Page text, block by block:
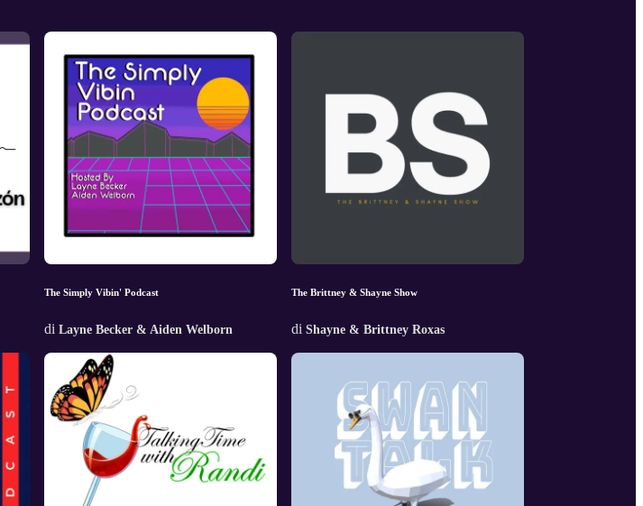
The Simply Vibin' Podcast
di Layne Becker & Aiden Welborn
The Brittney & Shayne Show
di Shayne & Brittney Roxas